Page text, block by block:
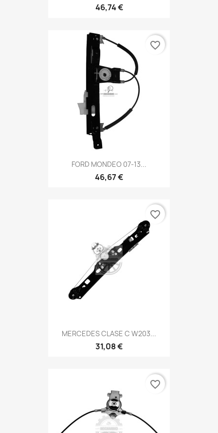
46,74 €
FORD MONDEO 07-13...
46,67 €
favorite_border
MERCEDES CLASE C W203...
31,08 €
favorite_border
favorite_border